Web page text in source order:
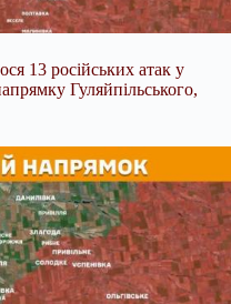
13 російських атак у
Гуляйпільського,